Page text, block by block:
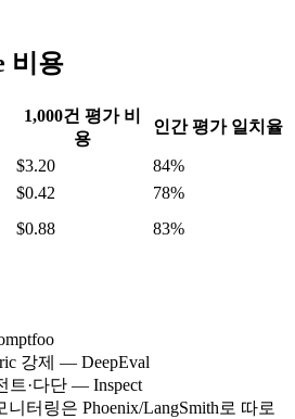
비용
1,000건 평가 비
용
인간 평가 일치율
$3.20
84%
$0.42
78%
$0.88 83%
강제 — DeepEval
트·다단 — Inspect
터링은 Phoenix/LangSmith로 따로